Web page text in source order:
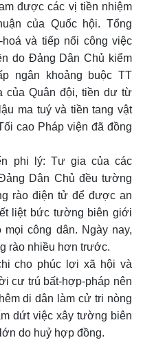
được các vị tiền nhiệm
của Quốc hội. Tổng
và tiếp nối công việc
do Đảng Dân Chủ kiểm
ngân khoảng buộc TT
của Quân đội, tiền dư từ
ma tuý và tiền tang vật
cao Pháp viện đã đồng
phi lý: Tư gia của các
Dân Chủ đều tường
rào điện tử để được an
liệt bức tường biên giới
công dân. Ngày nay,
rào nhiều hơn trước.
cho phúc lợi xã hội và
cư trú bất-hợp-pháp nên
di dân làm cử tri nòng
dứt việc xây tường biên
do huỷ hợp đồng.